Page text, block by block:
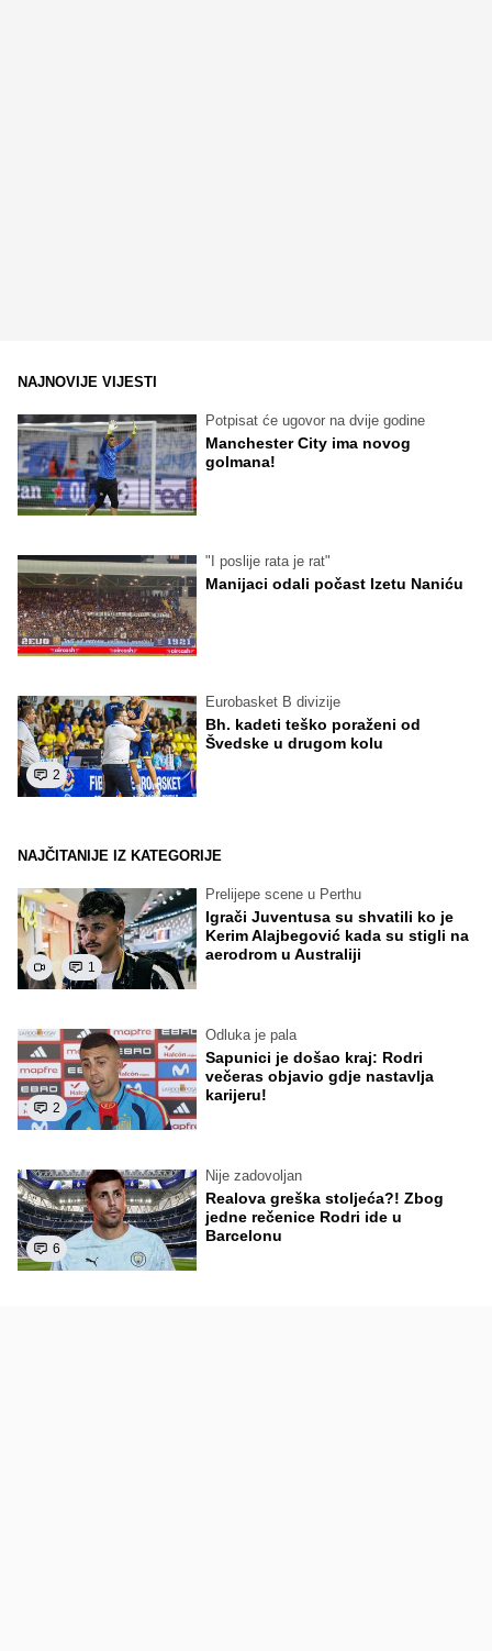
NAJNOVIJE VIJESTI
Potpisat će ugovor na dvije godine
Manchester City ima novog
golmana!
"I poslije rata je rat"
Manijaci odali počast Izetu Naniću
2
Eurobasket B divizije
Bh. kadeti teško poraženi od
Švedske u drugom kolu
NAJČITANIJE IZ KATEGORIJE
1
Prelijepe scene u Perthu
Igrači Juventusa su shvatili ko je
Kerim Alajbegović kada su stigli na
aerodrom u Australiji
2
Odluka je pala
Sapunici je došao kraj: Rodri
večeras objavio gdje nastavlja
karijeru!
6
Nije zadovoljan
Realova greška stoljeća?! Zbog
jedne rečenice Rodri ide u
Barcelonu